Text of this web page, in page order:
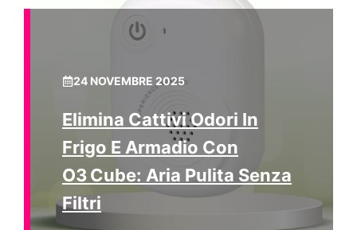
24 NOVEMBRE 2025
Elimina Cattivi Odori In
Frigo E Armadio Con
O3 Cube: Aria Pulita Senza
Filtri